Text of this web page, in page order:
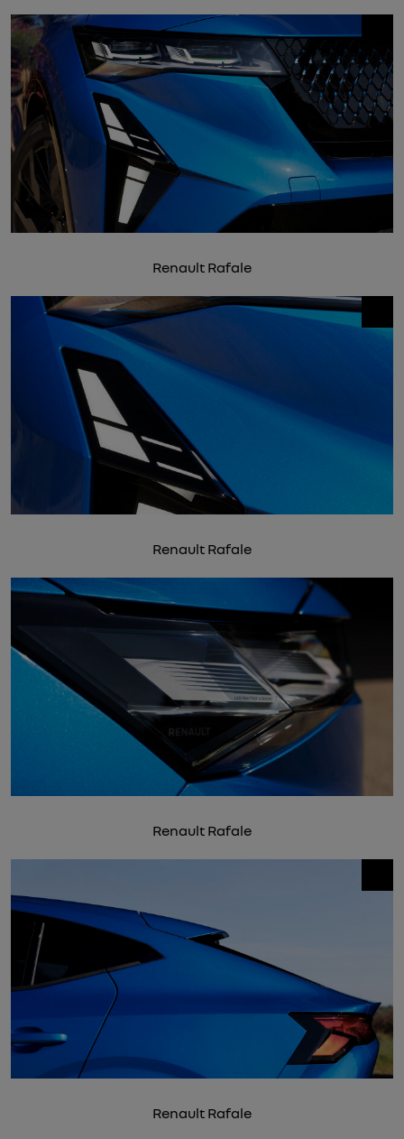
Renault Rafale
Renault Rafale
Renault Rafale
Renault Rafale